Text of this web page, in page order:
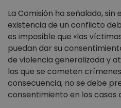
La Comisión ha señalado, sin
existencia de un conflicto
es imposible que «las
puedan dar su
de violencia generalizada y
las que se cometen
consecuencia, no se debe
consentimiento en los casos